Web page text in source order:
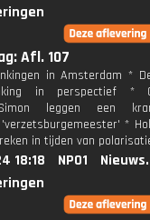
Afl. 107
in Amsterdam *
in perspectief *
leggen een
*
in tijden van
18:18 NPO1